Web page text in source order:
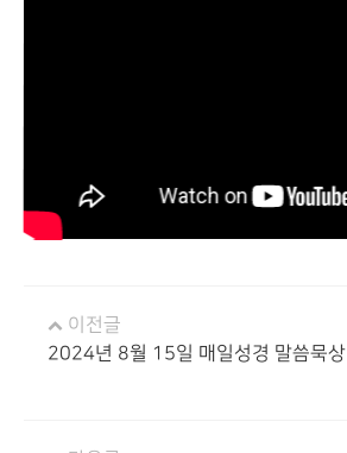
이전글
2024년 8월 15일 매일성경 말씀묵상